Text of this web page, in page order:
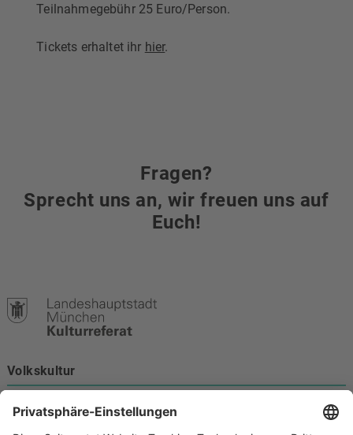
Teilnahmegebühr 25 Euro/Person.
Tickets erhaltet ihr hier.
Fragen?
Sprecht uns an, wir freuen uns auf
Euch!
Volkskultur
80331 München